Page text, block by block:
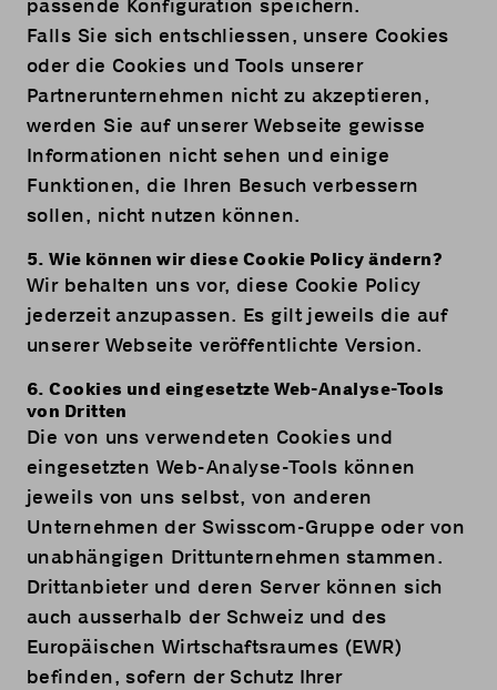
passende Konfiguration speichern.
Falls Sie sich entschliessen, unsere Cookies
oder die Cookies und Tools unserer
Partnerunternehmen nicht zu akzeptieren,
werden Sie auf unserer Webseite gewisse
Informationen nicht sehen und einige
Funktionen, die Ihren Besuch verbessern
sollen, nicht nutzen können.
5. Wie können wir diese Cookie Policy ändern?
Wir behalten uns vor, diese Cookie Policy
jederzeit anzupassen. Es gilt jeweils die auf
unserer Webseite veröffentlichte Version.
6. Cookies und eingesetzte Web-Analyse-Tools
von Dritten
Die von uns verwendeten Cookies und
eingesetzten Web-Analyse-Tools können
jeweils von uns selbst, von anderen
Unternehmen der Swisscom-Gruppe oder von
unabhängigen Drittunternehmen stammen.
Drittanbieter und deren Server können sich
auch ausserhalb der Schweiz und des
Europäischen Wirtschaftsraumes (EWR)
befinden, sofern der Schutz Ihrer